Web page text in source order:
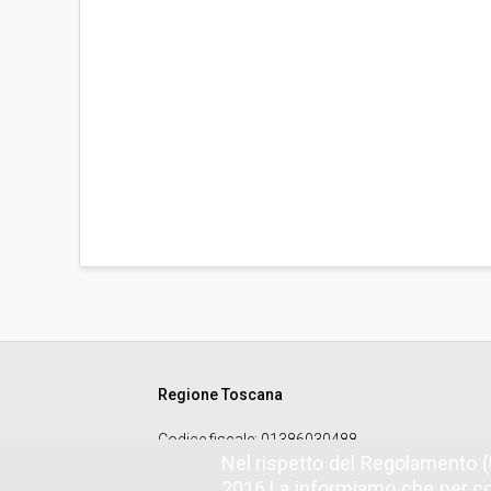
Regione Toscana
Codice fiscale: 01386030488
Nel rispetto del Regolamento